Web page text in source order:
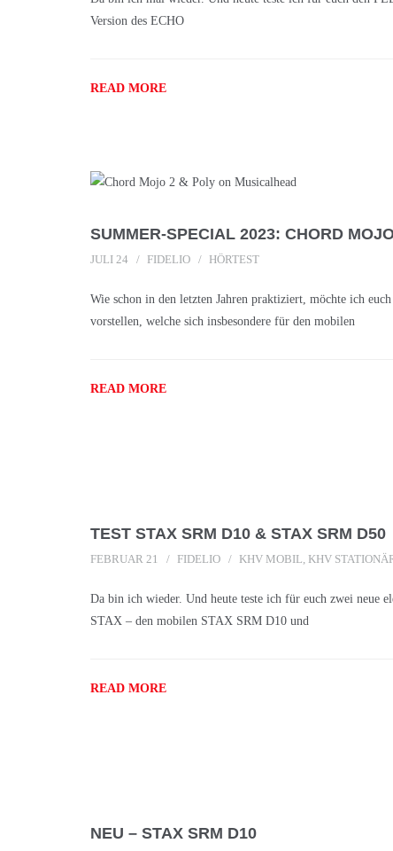
Version des ECHO
READ MORE
SUMMER-SPECIAL 2023: CHORD
JULI 24 FIDELIO HÖRTEST
Wie schon in den letzten Jahren praktiziert, möchte ich
vorstellen, welche sich insbesondere für den mobilen
READ MORE
TEST STAX SRM D10 & STAX SRM D50
FEBRUAR 21 FIDELIO KHV MOBIL, KHV
Da bin ich wieder. Und heute teste ich für euch zwei neue
STAX – den mobilen STAX SRM D10 und
READ MORE
NEU – STAX SRM D10